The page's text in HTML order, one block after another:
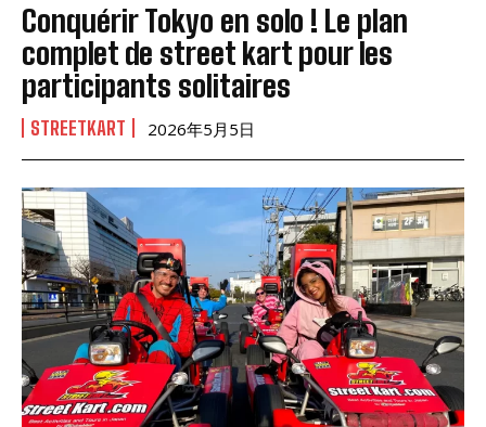
Conquérir Tokyo en solo ! Le plan
complet de street kart pour les
participants solitaires
STREETKART 2026年5月5日